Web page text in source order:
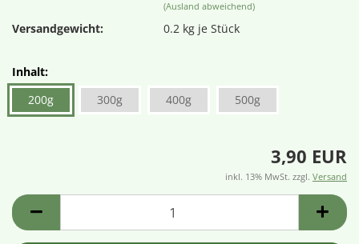
(Ausland abweichend)
Versandgewicht: 0.2 kg je Stück
Inhalt:
200g
300g 400g 500g
3,90 EUR
inkl. 13% MwSt. zzgl. Versand